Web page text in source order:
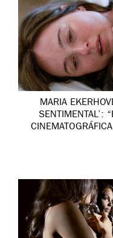
MARIA
SENTIMENTAL’: